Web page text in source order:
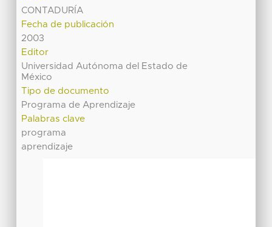
CONTADURÍA
Fecha de publicación
2003
Editor
Universidad Autónoma del Estado de
México
Tipo de documento
Programa de Aprendizaje
Palabras clave
programa
aprendizaje